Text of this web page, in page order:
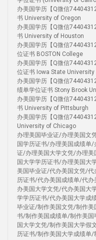
办美国学历【Q微信
书 University of Oregon
办美国学历【Q微信
书 University of Houston
办美国学历【Q微信
位证书 BOSTON College
办美国学历【Q微信
位证书 Iowa State University
办美国学历【Q微信
绩单学位证书 Stony Brook
办美国学历【Q微信
书 University of Pittsburgh
办美国学历【Q微信
University of Chicago
办理美国毕业证/办理美国文
国学历证书/办理美国成绩单
证/办理美国大学文凭/办理
国大学学历证书/办理美国大
美国毕业证/代办美国文凭/
历证书/代办美国成绩单/代
办美国大学文凭/代办美国大
学学历证书/代办美国大学成
毕业证/制作美国文凭/制作
书/制作美国成绩单/制作美
国大学文凭/制作美国大学假
历证书/制作美国大学成绩单